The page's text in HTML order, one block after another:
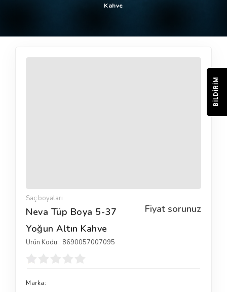
YARDIM
Kahve
Saç boyaları
Fiyat sorunuz
Neva Tüp Boya 5-37
Yoğun Altın Kahve
Ürün Kodu: 8690057007095
Marka:
BILDIRIM